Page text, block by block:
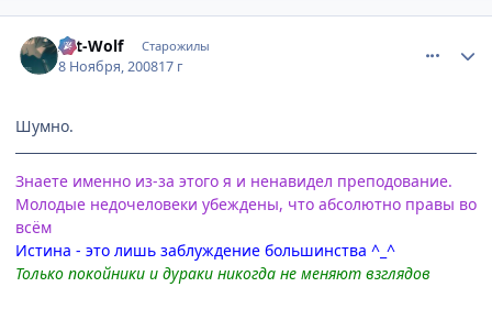
Art-Wolf Старожилы
8 Ноября, 200817 г
Шумно.
Знаете именно из-за этого я и ненавидел преподование.
Молодые недочеловеки убеждены, что абсолютно правы во
всём
Истина - это лишь заблуждение большинства ^_^
Только покойники и дураки никогда не меняют взглядов